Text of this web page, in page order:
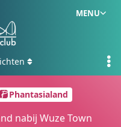
MENU
Phantasialand
nabij Wuze Town